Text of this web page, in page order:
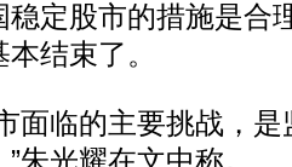
定股市的措施是合
结束了。
临的主要挑战，是